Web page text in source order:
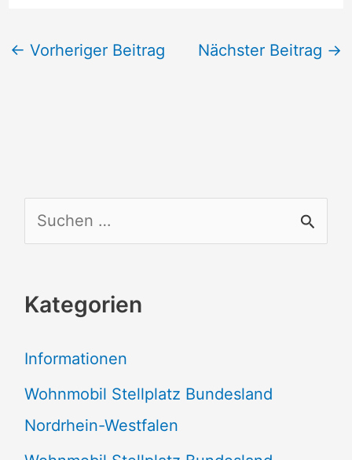
← Vorheriger Beitrag Nächster Beitrag →
u
h
n
n
a
Kategorien
Informationen
Wohnmobil Stellplatz Bundesland
Nordrhein-Westfalen